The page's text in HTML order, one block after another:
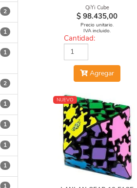
2
1
1
2
1
1
1
1
1
QiYi Cube
$ 98.435,00
Precio unitario.
IVA incluido.
Cantidad:
Agregar
NUEVO